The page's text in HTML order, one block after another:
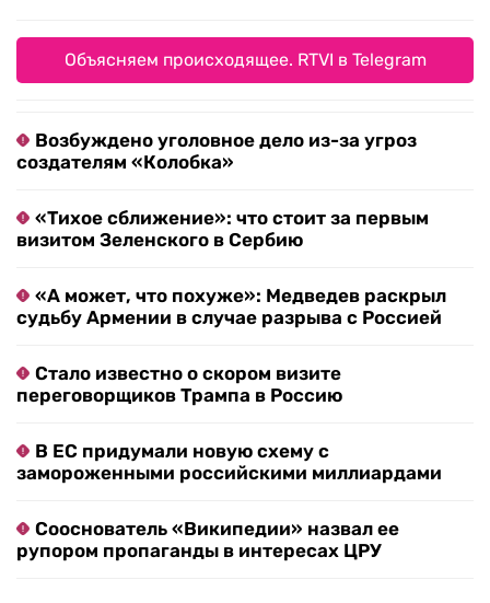
Объясняем происходящее. RTVI в Telegram
Возбуждено уголовное дело из-за угроз
создателям «Колобка»
«Тихое сближение»: что стоит за первым
визитом Зеленского в Сербию
«А может, что похуже»: Медведев раскрыл
судьбу Армении в случае разрыва с Россией
Стало известно о скором визите
переговорщиков Трампа в Россию
В ЕС придумали новую схему с
замороженными российскими миллиардами
Сооснователь «Википедии» назвал ее
рупором пропаганды в интересах ЦРУ